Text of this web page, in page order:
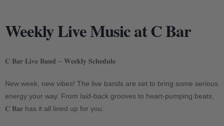
Weekly Live Music at C Bar
𝐂 𝐁𝐚𝐫 𝐋𝐢𝐯𝐞 𝐁𝐚𝐧𝐝 – 𝐖𝐞𝐞𝐤𝐥𝐲 𝐒𝐜𝐡𝐞𝐝𝐮𝐥𝐞
New week, new vibes! The live bands are set to bring some serious
energy your way. From laid-back grooves to heart-pumping beats,
𝐂 𝐁𝐚𝐫 has it all lined up for you.